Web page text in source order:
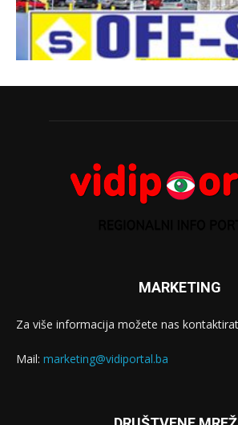
MARKETING
Za više informacija možete nas
Mail: marketing@vidiportal.ba